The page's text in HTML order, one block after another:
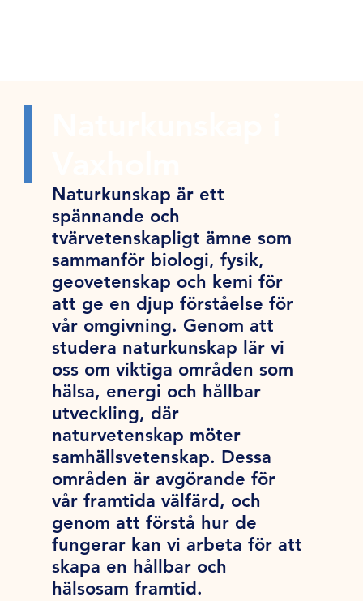
Naturkunskap är ett
spännande och
tvärvetenskapligt ämne som
sammanför biologi, fysik,
geovetenskap och kemi för
att ge en djup förståelse för
vår omgivning. Genom att
studera naturkunskap lär vi
oss om viktiga områden som
hälsa, energi och hållbar
utveckling, där
naturvetenskap möter
samhällsvetenskap. Dessa
områden är avgörande för
vår framtida välfärd, och
genom att förstå hur de
fungerar kan vi arbeta för att
skapa en hållbar och
hälsosam framtid.